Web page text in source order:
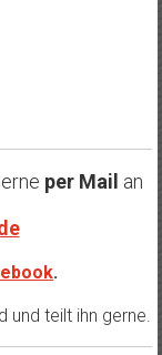
per Mail an
.
und teilt ihn gerne.